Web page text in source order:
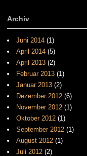
Archiv
Juni 2014 (1)
April 2014 (5)
April 2013 (2)
Februar 2013 (1)
Januar 2013 (2)
Dezember 2012 (6)
November 2012 (1)
Oktober 2012 (1)
September 2012 (1)
August 2012 (1)
Juli 2012 (2)